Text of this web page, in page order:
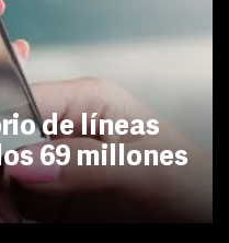
de líneas
69 millones